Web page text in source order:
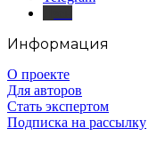
Информация
О проекте
Для авторов
Стать экспертом
Подписка на рассылку